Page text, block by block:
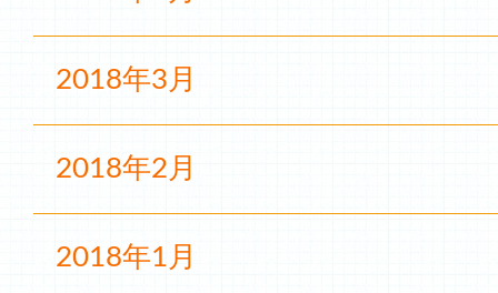
2018年3月
2018年2月
2018年1月